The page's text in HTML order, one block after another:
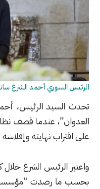
أحمد الشرع سانا
الرئيس، أحمد الشرع،
عندما قصف نظام الأسد
نهايته وإفلاسه ورحيله.
الشرع خلال كلمة
رصدت “مؤسسة جولان